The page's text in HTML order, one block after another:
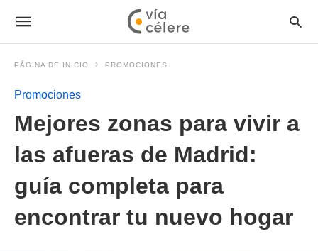
PÁGINA DE INICIO PROMOCIONES
Promociones
Mejores zonas para vivir a
las afueras de Madrid:
guía completa para
encontrar tu nuevo hogar